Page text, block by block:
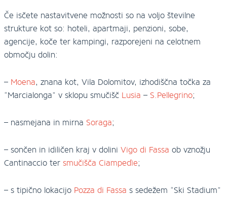
Če isčete nastavitvene možnosti so na voljo številne
strukture kot so: hoteli, apartmaji, penzioni, sobe,
agencije, koče ter kampingi, razporejeni na celotnem
območju dolin:
– Moena, znana kot, Vila Dolomitov, izhodiščna točka za
“Marcialonga” v sklopu smučišč Lusia – S.Pellegrino;
– nasmejana in mirna Soraga;
– sončen in idiličen kraj v dolini Vigo di Fassa ob vznožju
Cantinaccio ter smučišča Ciampedìe;
– s tipično lokacijo Pozza di Fassa s sedežem “Ski Stadium”